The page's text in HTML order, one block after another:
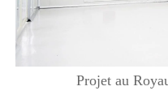
Projet au